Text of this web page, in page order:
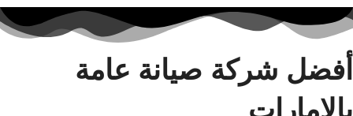
أفضل شركة صيانة عامة
بالإمارات